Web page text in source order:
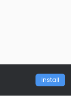
Install